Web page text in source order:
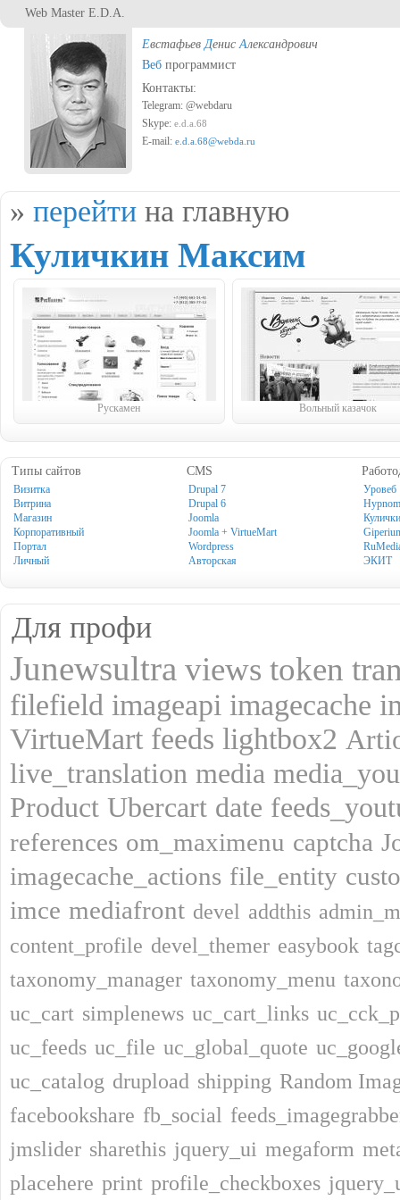
Перейти к основному содержанию
Web Master E.D.A.
ЕвстафьевДенисАлександрович
Веб программист
Контакты:
Telegram: @webdaru
Skype: e.d.a.68
E-mail: e.d.a.68@webda.ru
Вы здесь
» перейти на главную
Куличкин Максим
Рускамен Вольный казачок
Типы сайтов
Визитка
Витрина
Магазин
Корпоративный
Портал
Личный
CMS
Drupal 7
Drupal 6
Joomla
Joomla + VirtueMart
Wordpress
Авторская
Уровеб
Hypnom
ЭКИТ
Для профи
Junewsultra views token
filefield imageapi imagecache
VirtueMart feeds lightbox2
live_translation media
Product Ubercart date
references om_maximenu captcha
imagecache_actions file_entity
imce mediafront devel addthis
content_profile devel_themer easybook
taxonomy_manager taxonomy_menu
uc_cart simplenews uc_cart_links
uc_feeds uc_file uc_global_quote
uc_catalog drupload shipping Random
facebookshare fb_social
jmslider sharethis jquery_ui megaform
placehere print profile_checkboxes